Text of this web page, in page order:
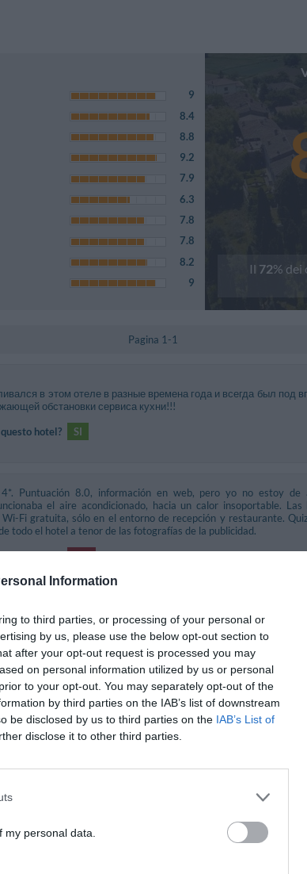
Information
to third parties, or processing of your personal or
by us, please use the below opt-out section to
after your opt-out request is processed you may
on personal information utilized by us or personal
to your opt-out. You may separately opt-out of the
by third parties on the IAB’s list of downstream
be disclosed by us to third parties on the IAB’s List of
disclose it to other third parties.
personal data.
9
8.4
8.8
9.2
7.9
6.3
7.8
7.8
8.2
9
Il 72%
Pagina 1-1
в этом отеле в разные времена года и всегда был под
обстановки сервиса кухни!!!
hotel?
SI
Puntuación 8.0, información en web, pero yo no estoy de
el aire acondicionado, hacia un calor insoportable. Las
Fi gratuita, sólo en el entorno de recepción y restaurante.
todo el hotel a tenor de las fotografías de la publicidad.
hotel?
hotel? SI